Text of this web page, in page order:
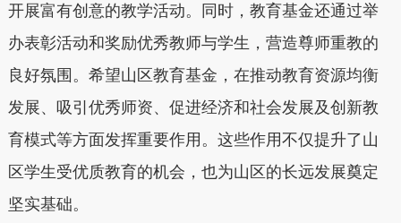
开展富有创意的教学活动。同时，教育基金还通过举
办表彰活动和奖励优秀教师与学生，营造尊师重教的
良好氛围。希望山区教育基金，在推动教育资源均衡
发展、吸引优秀师资、促进经济和社会发展及创新教
育模式等方面发挥重要作用。这些作用不仅提升了山
区学生受优质教育的机会，也为山区的长远发展奠定
坚实基础。